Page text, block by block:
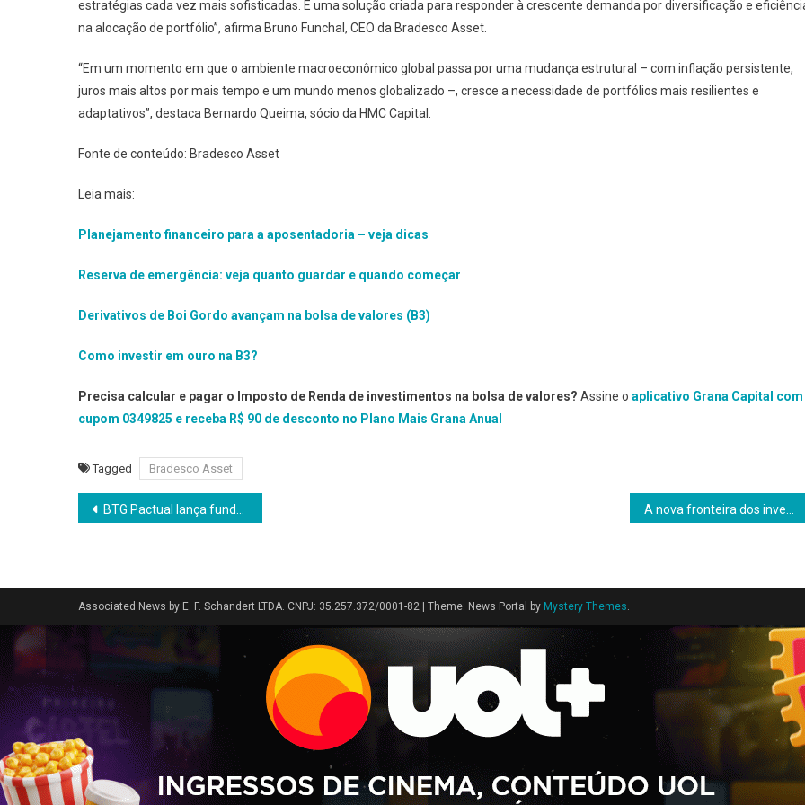
estratégias cada vez mais sofisticadas. É uma solução criada para responder à crescente demanda por diversificação e
na alocação de portfólio”, afirma Bruno Funchal, CEO da Bradesco Asset.
“Em um momento em que o ambiente macroeconômico global passa por uma mudança estrutural – com inflação persistente,
juros mais altos por mais tempo e um mundo menos globalizado –, cresce a necessidade de portfólios mais resilientes e
adaptativos”, destaca Bernardo Queima, sócio da HMC Capital.
Fonte de conteúdo: Bradesco Asset
Leia mais:
Planejamento financeiro para a aposentadoria – veja dicas
Reserva de emergência: veja quanto guardar e quando começar
Derivativos de Boi Gordo avançam na bolsa de valores (B3)
Como investir em ouro na B3?
Precisa calcular e pagar o Imposto de Renda de investimentos na bolsa de valores? Assine o aplicativo Grana Capital
cupom 0349825 e receba R$ 90 de desconto no Plano Mais Grana Anual
Tagged Bradesco Asset
Navegação
Post
BTG Pactual lança fundo elegível ao Golden Visa Portugal
Associated News by E. F. Schandert LTDA. CNPJ: 35.257.372/0001-82 Theme: News Portal by Mystery Themes.